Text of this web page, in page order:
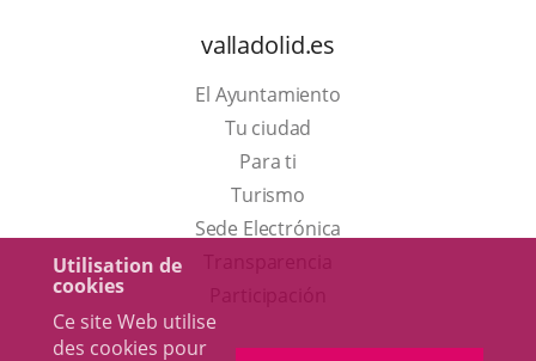
Utilisation de
cookies
Ce site Web utilise
des cookies pour
valladolid.es
El Ayuntamiento
Tu ciudad
Para ti
TurismoEste
enlace
Sede Electrónica